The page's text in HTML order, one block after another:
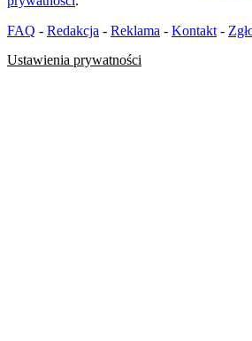
FAQ - Redakcja - Reklama - Kontakt -
Ustawienia prywatności